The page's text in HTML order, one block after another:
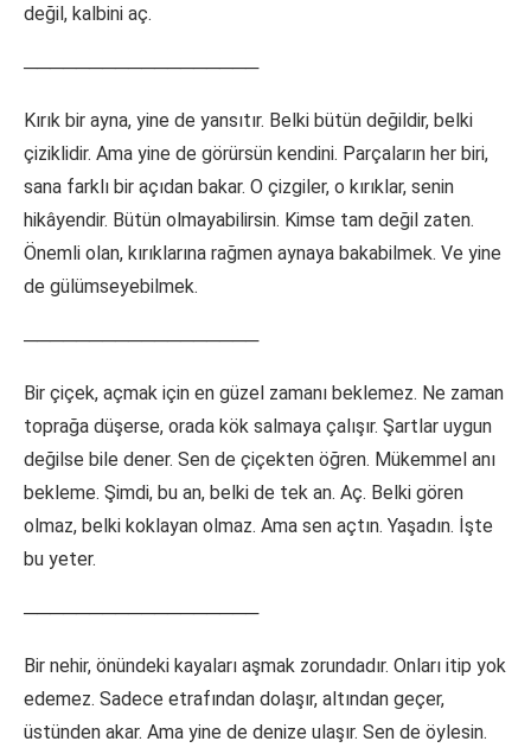
değil, kalbini aç.
──────────────────
Kırık bir ayna, yine de yansıtır. Belki bütün değildir, belki
çiziklidir. Ama yine de görürsün kendini. Parçaların her biri,
sana farklı bir açıdan bakar. O çizgiler, o kırıklar, senin
hikâyendir. Bütün olmayabilirsin. Kimse tam değil zaten.
Önemli olan, kırıklarına rağmen aynaya bakabilmek. Ve yine
de gülümseyebilmek.
──────────────────
Bir çiçek, açmak için en güzel zamanı beklemez. Ne zaman
toprağa düşerse, orada kök salmaya çalışır. Şartlar uygun
değilse bile dener. Sen de çiçekten öğren. Mükemmel anı
bekleme. Şimdi, bu an, belki de tek an. Aç. Belki gören
olmaz, belki koklayan olmaz. Ama sen açtın. Yaşadın. İşte
bu yeter.
──────────────────
Bir nehir, önündeki kayaları aşmak zorundadır. Onları itip yok
edemez. Sadece etrafından dolaşır, altından geçer,
üstünden akar. Ama yine de denize ulaşır. Sen de öylesin.